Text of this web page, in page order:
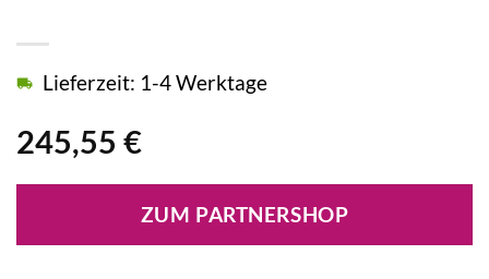
245,55 €
Lieferzeit: 1-4 Werktage
ZUM PARTNERSHOP